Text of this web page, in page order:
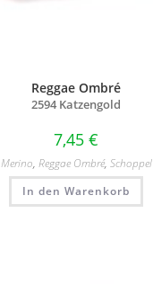
Reggae Ombré
2594 Katzengold
7,45 €
Merino, Reggae Ombré, Schoppel
In den Warenkorb